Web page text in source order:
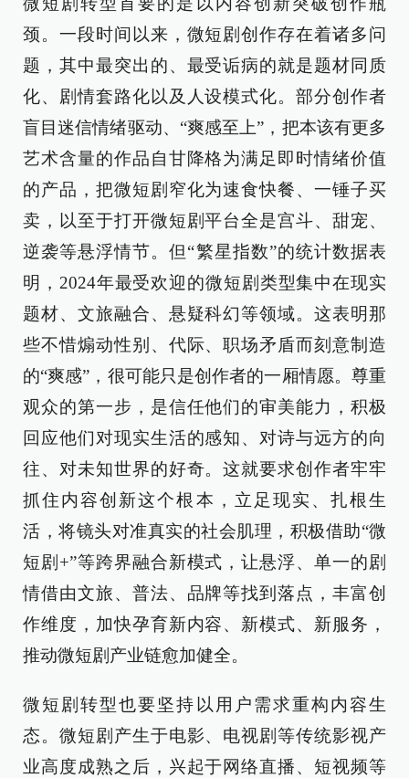
颈。一段时间以来，微短剧创作存在着诸多问
题，其中最突出的、最受诟病的就是题材同质
化、剧情套路化以及人设模式化。部分创作者
盲目迷信情绪驱动、“爽感至上”，把本该有更多
艺术含量的作品自甘降格为满足即时情绪价值
的产品，把微短剧窄化为速食快餐、一锤子买
卖，以至于打开微短剧平台全是宫斗、甜宠、
逆袭等悬浮情节。但“繁星指数”的统计数据表
明，2024年最受欢迎的微短剧类型集中在现实
题材、文旅融合、悬疑科幻等领域。这表明那
些不惜煽动性别、代际、职场矛盾而刻意制造
的“爽感”，很可能只是创作者的一厢情愿。尊重
观众的第一步，是信任他们的审美能力，积极
回应他们对现实生活的感知、对诗与远方的向
往、对未知世界的好奇。这就要求创作者牢牢
抓住内容创新这个根本，立足现实、扎根生
活，将镜头对准真实的社会肌理，积极借助“微
短剧+”等跨界融合新模式，让悬浮、单一的剧
情借由文旅、普法、品牌等找到落点，丰富创
作维度，加快孕育新内容、新模式、新服务，
推动微短剧产业链愈加健全。
微短剧转型也要坚持以用户需求重构内容生
态。微短剧产生于电影、电视剧等传统影视产
业高度成熟之后，兴起于网络直播、短视频等